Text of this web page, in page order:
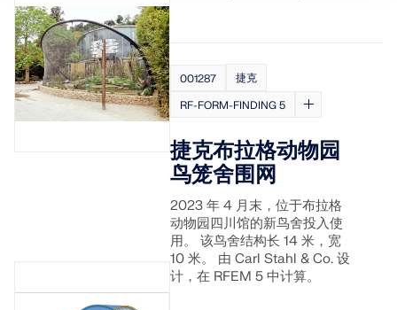
001287
捷克
RF-FORM-FINDING 5
捷克布拉格动物园
鸟笼舍围网
2023 年 4 月末，位于布拉格
动物园四川馆的新鸟舍投入使
用。 该鸟舍结构长 14 米，宽
10 米。 由 Carl Stahl & Co. 设
计，在 RFEM 5 中计算。